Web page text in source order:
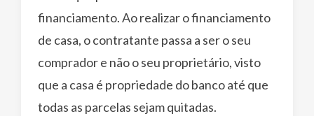
financiamento. Ao realizar o financiamento
de casa, o contratante passa a ser o seu
comprador e não o seu proprietário, visto
que a casa é propriedade do banco até que
todas as parcelas sejam quitadas.